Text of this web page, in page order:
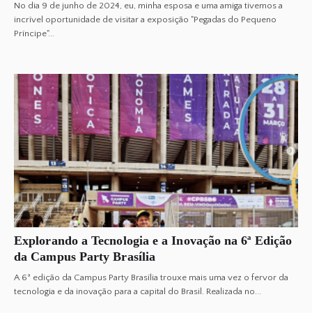
No dia 9 de junho de 2024, eu, minha esposa e uma amiga tivemos a
incrível oportunidade de visitar a exposição "Pegadas do Pequeno
Príncipe"...
Explorando a Tecnologia e a Inovação na 6ª Edição
da Campus Party Brasília
A 6ª edição da Campus Party Brasília trouxe mais uma vez o fervor da
tecnologia e da inovação para a capital do Brasil. Realizada no...